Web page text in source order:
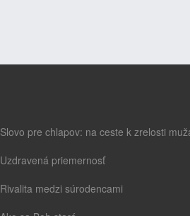
Slovo pre chlapov: na ceste k zrelosti
Uzdravená priemernosť
Rivalita medzi súrodencami